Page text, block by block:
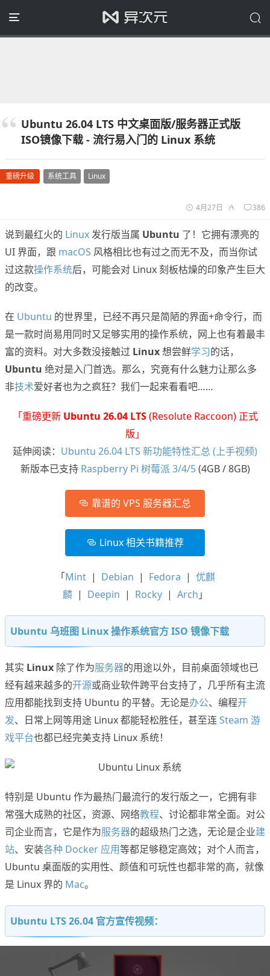
Ubuntu 26.04 LTS 中文桌面版/服务器正式版
ISO镜像下载 - 流行易入门的 Linux 系统
重磅升级 系统工具 Linux
4月27日 386
说到最红火的 Linux发行版当属 Ubuntu 了！它拥有漂亮的
UI 界面，跟 macOS 风格相比也有过之而无不及，而当你试
过这款操作系统后，可能会对 Linux 刻板枯燥的印象产生巨大
的改变。
在 Ubuntu 的世界里，已经不再只是简陋的界面+命令行，而
是一款时尚易用同时又足够实用的操作系统，网上也有着最丰
富的资料。对大多数没接触过 Linux想尝鲜学习的话，
Ubuntu 绝对是入门首选。那么，究竟有什么魅力让那么多
非技术爱好者也为之疯狂？我们一起来看看吧……
「重磅更新 Ubuntu 26.04 LTS(Resolute Raccoon) 正式
版」
延伸阅读： Ubuntu 26.04 LTS 新功能特性汇总 (上手视频)
新版本已支持 Raspberry Pi 树莓派 3/4/5(4GB / 8GB)
靠谱的 VPS 服务器汇总
Linux 相关书籍推荐
「Mint| Debian | Fedora | 优麒
麟| Deepin | Rocky| Arch 」
Ubuntu 乌班图 Linux 操作系统官方 ISO 镜像下载
其实 Linux 除了作为服务器的用途以外，目前桌面领域也已
经有越来越多的开源或商业软件跨平台支持了，几乎所有主流
应用都能找到支持 Ubuntu 的平替。无论是办公、编程开
发、日常上网等用途 Linux 都能轻松胜任，甚至连Steam 游
戏平台也都已经完美支持 Linux 系统！
特别是 Ubuntu 作为最热门最流行的发行版之一，它拥有非
常强大成熟的社区，资源、网络教程、讨论都非常全面。对公
司企业而言，它是作为服务器的超级热门之选，无论是企业建
站、安装各种 Docker 应用等都足够稳定高效；对个人而言，
Ubuntu 桌面版的实用性、颜值和可玩性也都非常的高，就像
是 Linux 界的 Mac。
Ubuntu LTS 26.04 官方宣传视频：